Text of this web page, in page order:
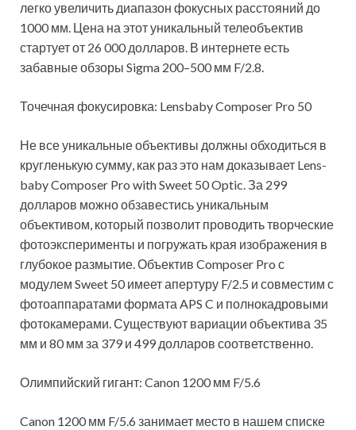
легко увеличить диапазон фокусных расстояний до
1000 мм. Цена на этот уникальный телеобъектив
стартует от 26 000 долларов. В интернете есть
забавные обзоры Sig­ma 200–500 мм F/2.8.
Точечная фокусировка: Lens­ba­by Com­pos­er Pro 50
Не все уникальные объективы должны обходиться в
кругленькую сумму, как раз это нам доказывает Lens­
ba­by Com­pos­er Pro with Sweet 50 Optic. За 299
долларов можно обзавестись уникальным
объективом, который позволит проводить творческие
фотоэксперименты и погружать края изображения в
глубокое размытие. Объектив Com­pos­er Pro с
модулем Sweet 50 имеет апертуру F/2.5 и совместим с
фотоаппаратами формата APS C и полнокадровыми
фотокамерами. Существуют вариации объектива 35
мм и 80 мм за 379 и 499 долларов соответственно.
Олимпийский гигант: Canon 1200 мм F/5.6
Canon 1200 мм F/5.6 занимает место в нашем списке